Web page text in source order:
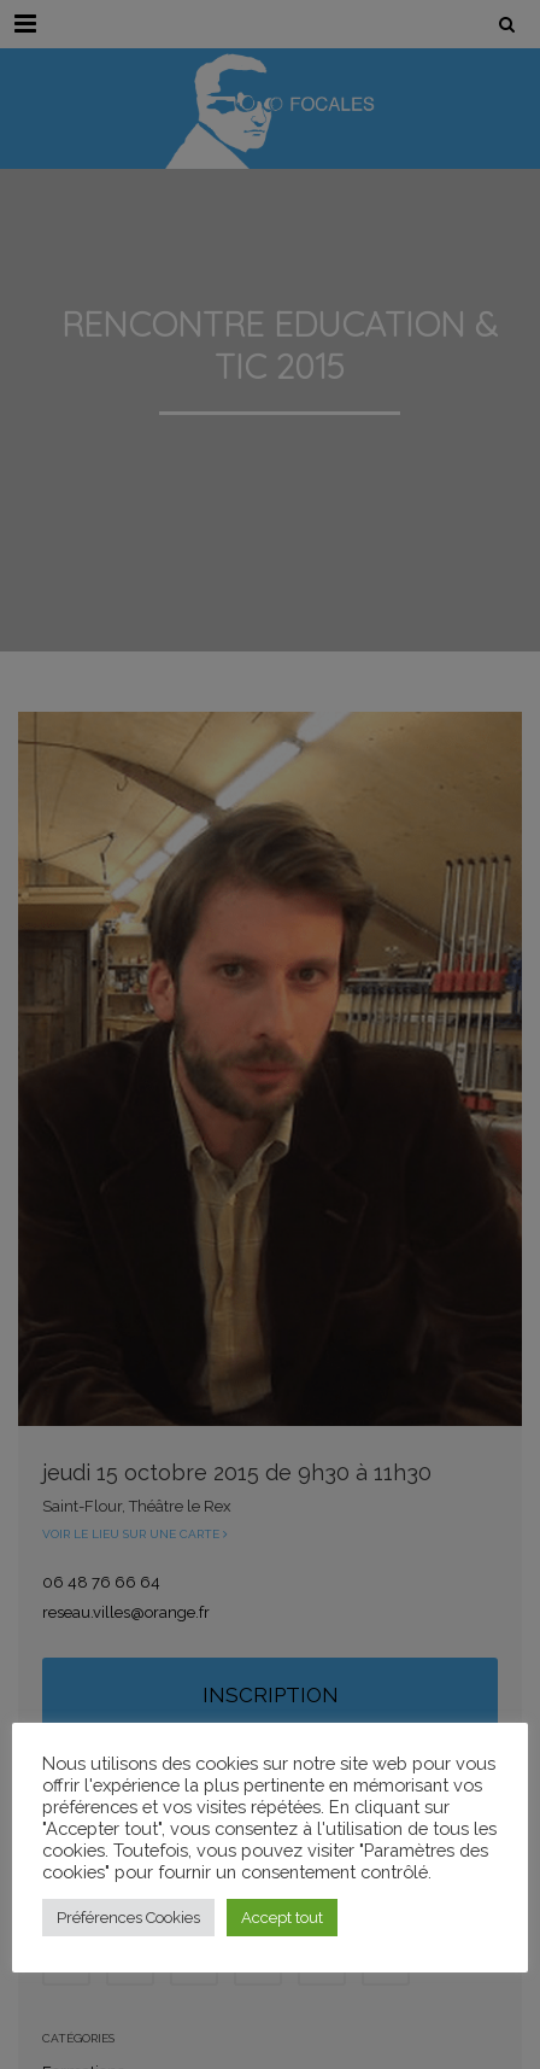
Menu
RENCONTRE EDUCATION &
TIC 2015
jeudi 15 octobre 2015 de 9h30 à 11h30
Saint-Flour, Théâtre le Rex
VOIR LE LIEU SUR UNE CARTE
06 48 76 66 64
reseau.villes@orange.fr
INSCRIPTION
AJOUTER À MON CALENDRIER
+ GOOGLE CALENDAR + ICAL IMPORT
CATÉGORIES
Nous utilisons des cookies sur notre site web pour vous
offrir l'expérience la plus pertinente en mémorisant vos
préférences et vos visites répétées. En cliquant sur
"Accepter tout", vous consentez à l'utilisation de tous les
cookies. Toutefois, vous pouvez visiter "Paramètres des
cookies" pour fournir un consentement contrôlé.
Préférences Cookies Accept tout